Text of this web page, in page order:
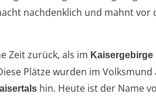
nachdenklich und mahnt vor
Zeit zurück, als im Kaisergebirge
Plätze wurden im Volksmund
hin. Heute ist der Name